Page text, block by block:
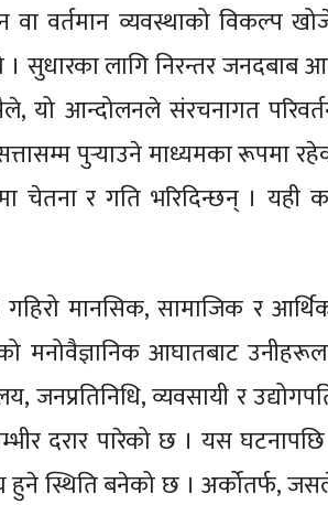
वा वर्तमान व्यवस्थाको विकल्प
। सुधारका लागि निरन्तर
यो आन्दोलनले संरचनागत
पुर्‍याउने माध्यमका रूपमा
चेतना र गति भरिदिन्छन् । यही
मानसिक, सामाजिक र
मनोवैज्ञानिक आघातबाट
व्यवसायी र
दरार पारेको छ । यस
हुने स्थिति बनेको छ । अर्कोतर्फ,